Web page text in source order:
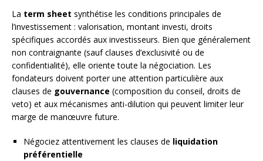
La term sheet synthétise les conditions principales de
l’investissement : valorisation, montant investi, droits
spécifiques accordés aux investisseurs. Bien que généralement
non contraignante (sauf clauses d’exclusivité ou de
confidentialité), elle oriente toute la négociation. Les
fondateurs doivent porter une attention particulière aux
clauses de gouvernance (composition du conseil, droits de
veto) et aux mécanismes anti-dilution qui peuvent limiter leur
marge de manœuvre future.
Négociez attentivement les clauses de liquidation
préférentielle